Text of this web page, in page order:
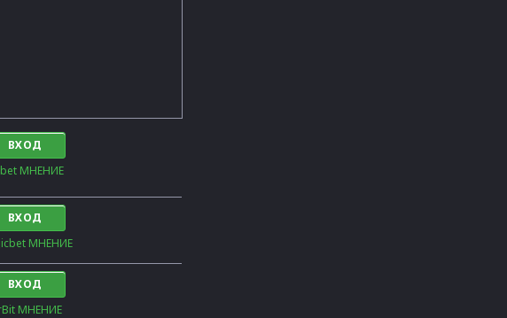
ВХОД
МНЕНИЕ
ВХОД
МНЕНИЕ
ВХОД
МНЕНИЕ